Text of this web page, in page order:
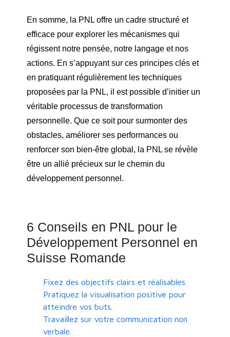
En somme, la PNL offre un cadre structuré et
efficace pour explorer les mécanismes qui
régissent notre pensée, notre langage et nos
actions. En s’appuyant sur ces principes clés et
en pratiquant régulièrement les techniques
proposées par la PNL, il est possible d’initier un
véritable processus de transformation
personnelle. Que ce soit pour surmonter des
obstacles, améliorer ses performances ou
renforcer son bien-être global, la PNL se révèle
être un allié précieux sur le chemin du
développement personnel.
6 Conseils en PNL pour le
Développement Personnel en
Suisse Romande
Fixez des objectifs clairs et réalisables.
Pratiquez la visualisation positive pour
atteindre vos buts.
Travaillez sur votre communication non
verbale.